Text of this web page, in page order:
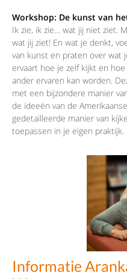
Workshop: De kunst van
Ik zie, ik zie… wat jij niet ziet.
wat jij ziet! En wat je denkt,
van kunst en praten over wat
ervaart hoe je zelf kijkt en
ander ervaren kan worden.
met een bijzondere manier
de ideeën van de
gedetailleerde manier van
toepassen in je eigen praktijk.
Informatie